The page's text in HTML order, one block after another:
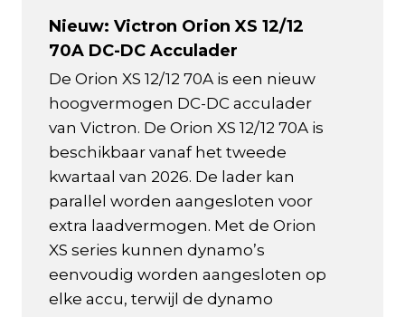
Nieuw: Victron Orion XS 12/12
70A DC-DC Acculader
De Orion XS 12/12 70A is een nieuw
hoogvermogen DC-DC acculader
van Victron. De Orion XS 12/12 70A is
beschikbaar vanaf het tweede
kwartaal van 2026. De lader kan
parallel worden aangesloten voor
extra laadvermogen. Met de Orion
XS series kunnen dynamo’s
eenvoudig worden aangesloten op
elke accu, terwijl de dynamo